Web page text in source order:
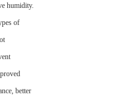
humidity.
of
better